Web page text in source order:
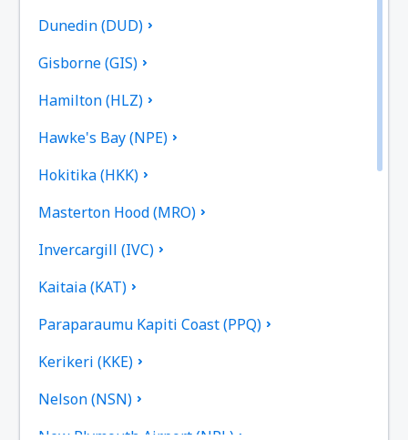
Dunedin (DUD)
Gisborne (GIS)
Hamilton (HLZ)
Hawke's Bay (NPE)
Hokitika (HKK)
Masterton Hood (MRO)
Invercargill (IVC)
Kaitaia (KAT)
Paraparaumu Kapiti Coast (PPQ)
Kerikeri (KKE)
Nelson (NSN)